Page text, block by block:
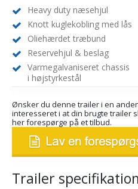
Heavy duty næsehjul
Knott kuglekobling med lås
Oliehærdet træbund
Reservehjul & beslag
Varmegalvaniseret chassis
i højstyrkestål
Ønsker du denne trailer i en
interesseret i at din brugte trailer
her forespørge på et tilbud.
Trailer